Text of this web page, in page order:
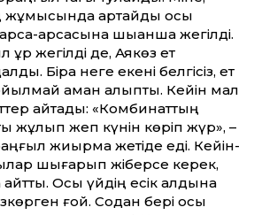
жұмысында қартайды осы
арсасына шыққанша жегілді.
жегілді де, Аякөз ет
Бірақ неге екені белгісіз, ет
аман қалыпты. Кейін мал
айтады: «Комбинаттың
жұлып жеп күнін көріп жүр», –
жиырма жетіде еді. Кейін­
шығарып жіберсе керек,
қайтты. Осы үйдің есік алдына
ғой. Содан бері осы